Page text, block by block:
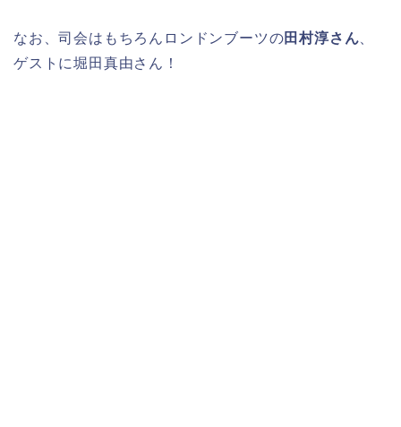
なお、司会はもちろんロンドンブーツの田村淳さん
ゲストに堀田真由さん！